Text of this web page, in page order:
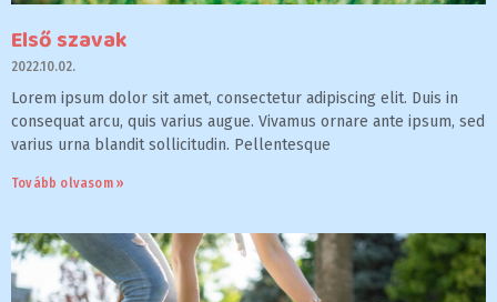
Első szavak
2022.10.02.
Lorem ipsum dolor sit amet, consectetur adipiscing elit. Duis in
consequat arcu, quis varius augue. Vivamus ornare ante ipsum, sed
varius urna blandit sollicitudin. Pellentesque
Tovább olvasom »